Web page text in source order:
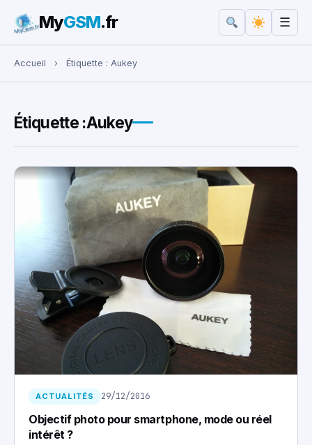
Rechercher :
MyGSM.fr ☰
Accueil › Étiquette : Aukey
Étiquette :Aukey
ACTUALITÉS 29/12/2016
Objectif photo pour smartphone, mode ou réel
intérêt ?